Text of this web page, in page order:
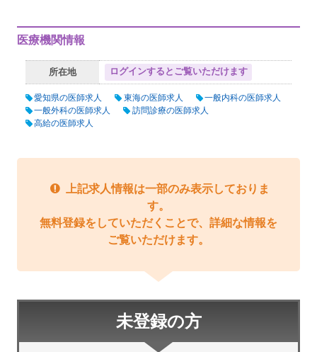
医療機関情報
所在地 ログインするとご覧いただけます
愛知県の医師求人 東海の医師求人
一般内科の医師求人
一般外科の医師求人
訪問診療の医師求人
高給の医師求人
上記求人情報は一部のみ表示しておりま
す。
無料登録をしていただくことで、詳細な情報を
ご覧いただけます。
未登録の方